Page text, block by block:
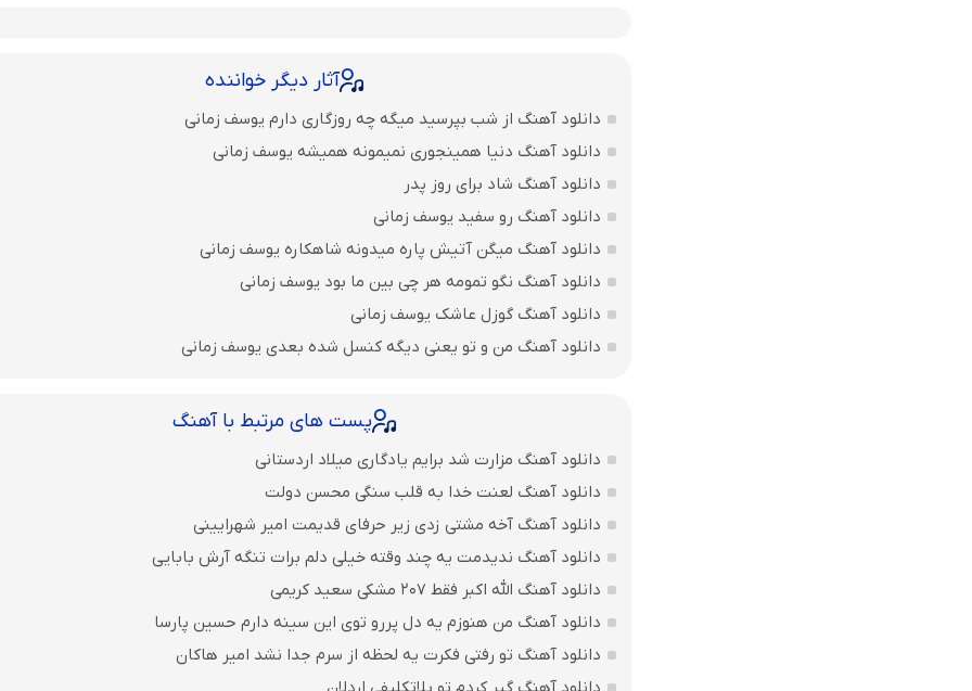
آثار دیگر خواننده
دانلود آهنگ از شب بپرسید میگه چه روزگاری دارم یوسف زمانی
دانلود آهنگ دنیا همینجوری نمیمونه همیشه یوسف زمانی
دانلود آهنگ شاد برای روز پدر
دانلود آهنگ رو سفید یوسف زمانی
دانلود آهنگ میگن آتیش پاره میدونه شاهکاره یوسف زمانی
دانلود آهنگ نگو تمومه هر چی بین ما بود یوسف زمانی
دانلود آهنگ گوزل عاشک یوسف زمانی
دانلود آهنگ من و تو یعنی دیگه کنسل شده بعدی یوسف زمانی
پست های مرتبط با آهنگ
دانلود آهنگ مزارت شد برایم یادگاری میلاد اردستانی
دانلود آهنگ لعنت خدا به قلب سنگی محسن دولت
دانلود آهنگ آخه مشتی زدی زیر حرفای قدیمت امیر شهرایینی
دانلود آهنگ ندیدمت یه چند وقته خیلی دلم برات تنگه آرش بابایی
دانلود آهنگ الله اکبر فقط 207 مشکی سعید کریمی
دانلود آهنگ من هنوزم یه دل پررو توی این سینه دارم حسین پارسا
دانلود آهنگ تو رفتی فکرت یه لحظه از سرم جدا نشد امیر هاکان